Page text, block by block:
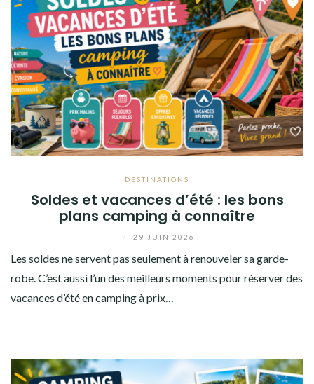
DESTINATIONS
Soldes et vacances d’été : les bons
plans camping à connaître
29 JUIN 2026
Les soldes ne servent pas seulement à renouveler sa garde-
robe. C’est aussi l’un des meilleurs moments pour réserver des
vacances d’été en camping à prix…